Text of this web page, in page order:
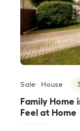
Family Home
Feel at Home
Offer type
Sale
Property type
House
Virtuální prohlídka